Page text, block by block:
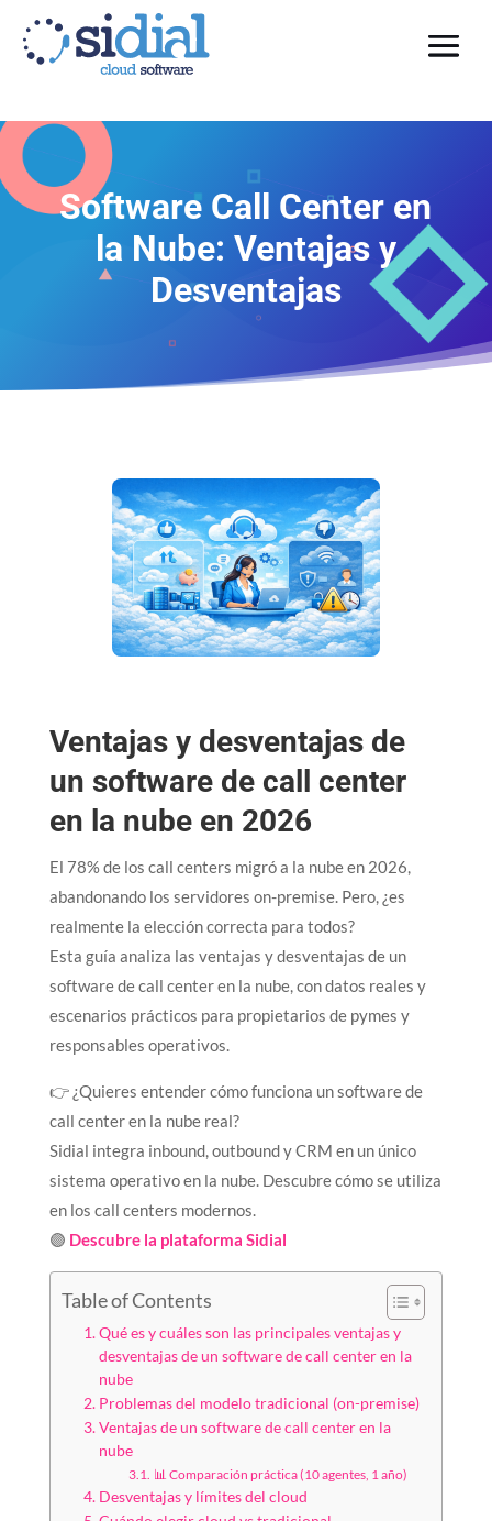
Software Call Center en
la Nube: Ventajas y
Desventajas
Ventajas y desventajas de
un software de call center
en la nube en 2026
El 78% de los call centers migró a la nube en 2026,
abandonando los servidores on-premise. Pero, ¿es
realmente la elección correcta para todos?​
Esta guía analiza las ventajas y desventajas de un
software de call center en la nube, con datos reales y
escenarios prácticos para propietarios de pymes y
responsables operativos.
👉 ¿Quieres entender cómo funciona un software de
call center en la nube real?
Sidial integra inbound, outbound y CRM en un único
sistema operativo en la nube. Descubre cómo se utiliza
en los call centers modernos.
🟣 Descubre la plataforma Sidial
Table of Contents
Qué es y cuáles son las principales ventajas y
desventajas de un software de call center en la
nube
Problemas del modelo tradicional (on-premise)
Ventajas de un software de call center en la
nube
📊 Comparación práctica (10 agentes, 1 año)
Desventajas y límites del cloud